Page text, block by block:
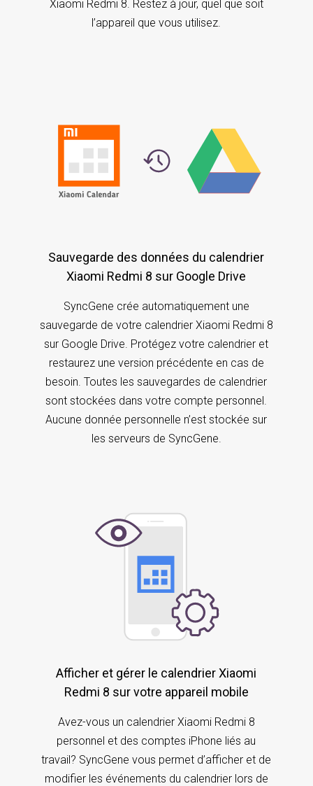
Xiaomi Redmi 8. Restez à jour, quel que soit
l’appareil que vous utilisez.
Sauvegarde des données du calendrier
Xiaomi Redmi 8 sur Google Drive
SyncGene crée automatiquement une
sauvegarde de votre calendrier Xiaomi Redmi 8
sur Google Drive. Protégez votre calendrier et
restaurez une version précédente en cas de
besoin. Toutes les sauvegardes de calendrier
sont stockées dans votre compte personnel.
Aucune donnée personnelle n’est stockée sur
les serveurs de SyncGene.
Afficher et gérer le calendrier Xiaomi
Redmi 8 sur votre appareil mobile
Avez-vous un calendrier Xiaomi Redmi 8
personnel et des comptes iPhone liés au
travail? SyncGene vous permet d’afficher et de
modifier les événements du calendrier lors de